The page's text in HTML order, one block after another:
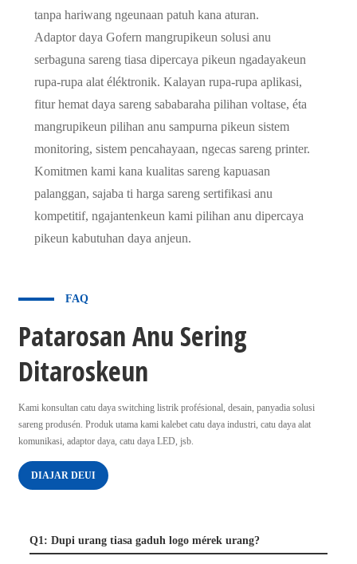
tanpa hariwang ngeunaan patuh kana aturan.
Adaptor daya Gofern mangrupikeun solusi anu
serbaguna sareng tiasa dipercaya pikeun ngadayakeun
rupa-rupa alat éléktronik. Kalayan rupa-rupa aplikasi,
fitur hemat daya sareng sababaraha pilihan voltase, éta
mangrupikeun pilihan anu sampurna pikeun sistem
monitoring, sistem pencahayaan, ngecas sareng printer.
Komitmen kami kana kualitas sareng kapuasan
palanggan, sajaba ti harga sareng sertifikasi anu
kompetitif, ngajantenkeun kami pilihan anu dipercaya
pikeun kabutuhan daya anjeun.
FAQ
Patarosan Anu Sering
Ditaroskeun
Kami konsultan catu daya switching listrik profésional, desain, panyadia solusi
sareng produsén. Produk utama kami kalebet catu daya industri, catu daya alat
komunikasi, adaptor daya, catu daya LED, jsb.
DIAJAR DEUI
Q1: Dupi urang tiasa gaduh logo mérek urang?